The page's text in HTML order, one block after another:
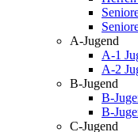
A-Jugend
A-1
A-2
B-Jugend
B-
B-
C-Jugend